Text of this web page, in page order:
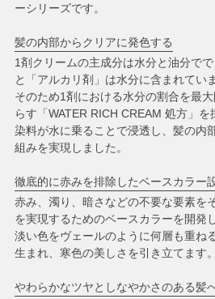
ーシリーズです。
髪の内部からクリアに発色する
1剤クリームの主成分は水分と油分でで
と「アルカリ剤」は水分に含まれていま
そのため1剤における水分の割合を最
らす「WATER RICH CREAM 処方」を
染料が水に乗ることで浸透し、髪の内
組みを実現しました。
徹底的に赤みを排除したベースカラー
赤み、濁り、暗さなどの不要な要素を
を実現するためのベースカラーを開発
淡い色をヴェールのように何層も重ね
生まれ、寒色の美しさを引き立てます。
やわらかなツヤとしなやかさのある髪